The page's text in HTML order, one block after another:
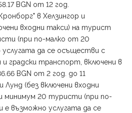
BGN от 12 год.
в Хелзингор и
входни такси) на турист
(при по-малко от 20
да се осъществи с
и градски транспорт, включени в
BGN от 2 год. до 11
Лунд (без включени входни
минимум 20 туристи (при по-
възможно услугата да се